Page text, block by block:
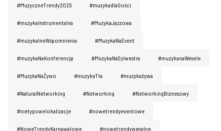
#MuzyczneTrendy2025 #muzykadlaGości
#muzykaInstrumentalna #MuzykaJazzowa
#muzykalneWspomnienia #MuzykaNaEvent
#muzykaNaKonferencję #MuzykaNaSylwestra #muzykanaWesele
#MuzykaNaŻywo #muzykaTła #muzykażywa
#NaturaINetworking #Networking #NetworkingBiznesowy
#nietypowelokalizacje #nowetrendyeventowe
#NoweTrendyKarnawałowe #nowetrendyweselne